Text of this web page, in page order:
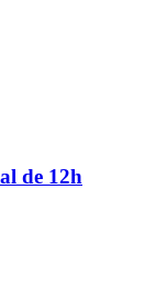
de 12h